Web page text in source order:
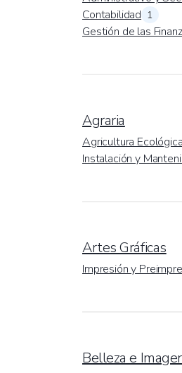
Contabilidad 1
Gestión de las
Agraria
Agricultura Ecológica
Instalación y
Artes Gráficas
Impresión y
Belleza e